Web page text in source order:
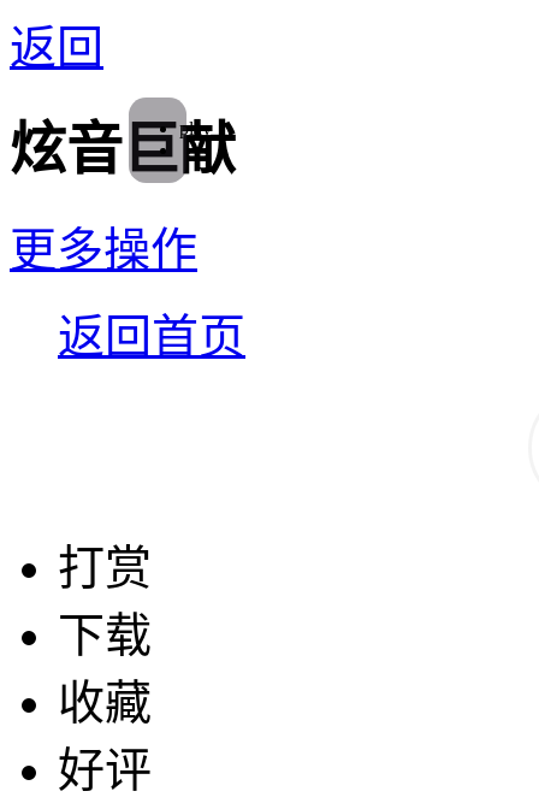
返回
炫音巨献
更多操作
返回首页
打赏
下载
收藏
好评
play